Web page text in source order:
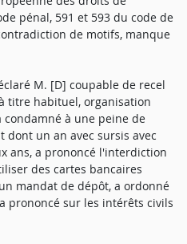
pénal, 591 et 593 du code de
de motifs, manque
M. [D] coupable de recel
titre habituel, organisation
à une peine de
un an avec sursis avec
ans, a prononcé l'interdiction
des cartes bancaires
mandat de dépôt, a ordonné
prononcé sur les intérêts civils